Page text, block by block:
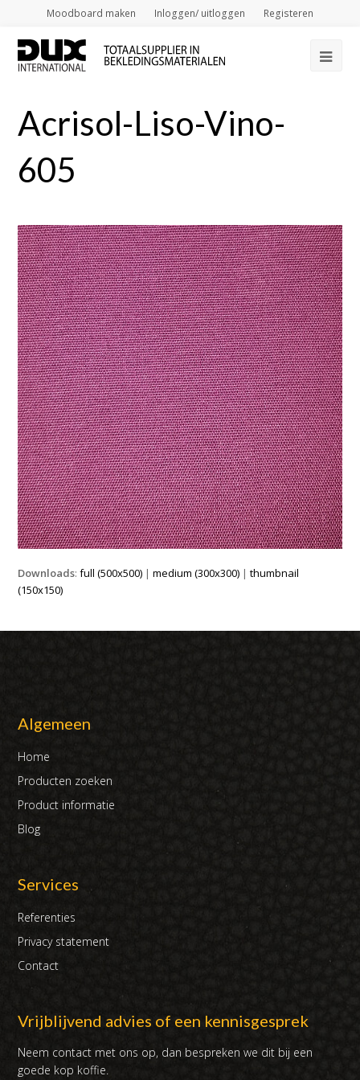
Moodboard maken Inloggen/ uitloggen Registeren
Acrisol-Liso-Vino-
605
Downloads:full (500x500) |medium (300x300) |thumbnail
(150x150)
Algemeen
Home
Producten zoeken
Product informatie
Blog
Services
Referenties
Privacy statement
Contact
Vrijblijvend advies of een kennisgesprek
Neem contact met ons op, dan bespreken we dit bij een
goede kop koffie.